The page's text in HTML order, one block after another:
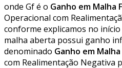
onde Gf é o Ganho em Malha
Operacional com
conforme explicamos no
malha aberta possui ganho
denominado Ganho em
com Realimentação Negativa